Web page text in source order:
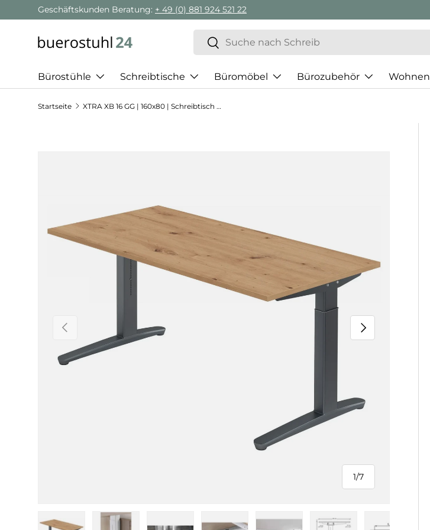
Direkt zum Inhalt
Geschäftskunden Beratung: + 49 (0) 881 924 521 22
Suchen
Suchen
Bürostühle Schreibtische Büromöbel Bürozubehör Wohnen
Startseite XTRA XB 16 GG | 160x80 | Schreibtisch höhenverstellbar
Vorherige
1/
von
7
Nächste